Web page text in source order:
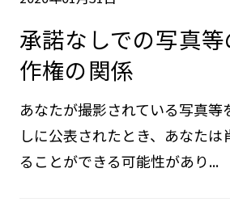
承諾なしでの写真
作権の関係
あなたが撮影されている写真等
しに公表されたとき、あなたは
ることができる可能性があり...